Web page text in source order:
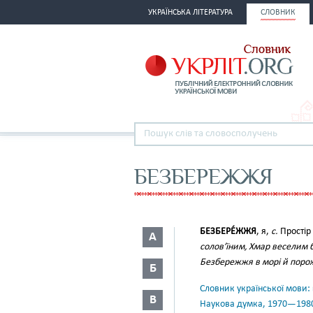
УКРАЇНСЬКА ЛІТЕРАТУРА СЛОВНИК
БЕЗБЕРЕЖЖЯ
А
Б
В
БЕЗБЕРЕ́ЖЖЯ, я, с.
солов’їним, Хмар
Безбережжя в морі й
Словник української
Наукова думка,